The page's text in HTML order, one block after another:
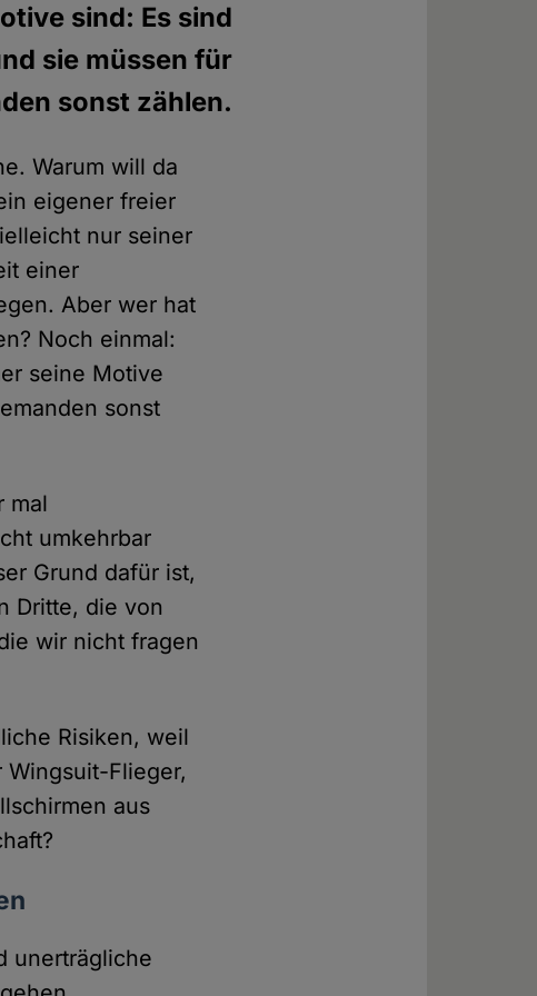
sind: Es sind
sie müssen für
sonst zählen.
Warum will da
eigener freier
nur seiner
einer
Aber wer hat
Noch einmal:
seine Motive
sonst
mal
umkehrbar
Grund dafür ist,
Dritte, die von
wir nicht fragen
Risiken, weil
Flieger,
aus
unerträgliche